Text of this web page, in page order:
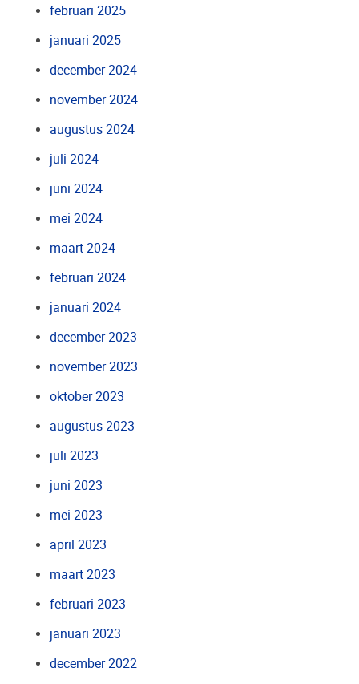
februari 2025
januari 2025
december 2024
november 2024
augustus 2024
juli 2024
juni 2024
mei 2024
maart 2024
februari 2024
januari 2024
december 2023
november 2023
oktober 2023
augustus 2023
juli 2023
juni 2023
mei 2023
april 2023
maart 2023
februari 2023
januari 2023
december 2022